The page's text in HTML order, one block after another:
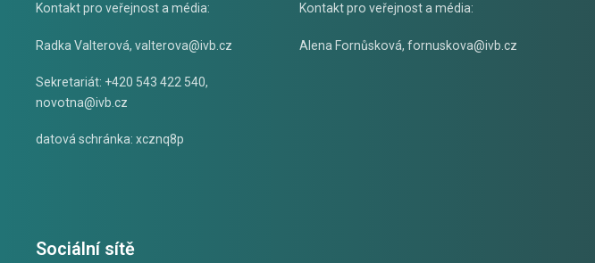
Kontakt pro veřejnost a média:
Radka Valterová, valterova@ivb.cz
Sekretariát: +420 543 422 540,
novotna@ivb.cz
datová schránka: xcznq8p
Kontakt pro veřejnost a média:
Alena Fornůsková, fornuskova@ivb.cz
Sociální sítě